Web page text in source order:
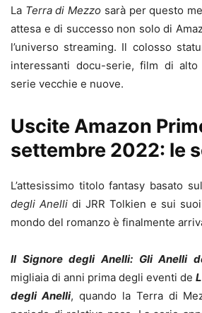
La Terra di Mezzo sarà per questo
attesa e di successo non solo di
l’universo streaming. Il colosso
interessanti docu-serie, film di
serie vecchie e nuove.
Uscite Amazon
settembre 2022: le
L’attesissimo titolo fantasy basato
degli Anelli di JRR Tolkien e sui
mondo del romanzo è finalmente
Il Signore degli Anelli: Gli Anelli
migliaia di anni prima degli eventi de
degli Anelli, quando la Terra di